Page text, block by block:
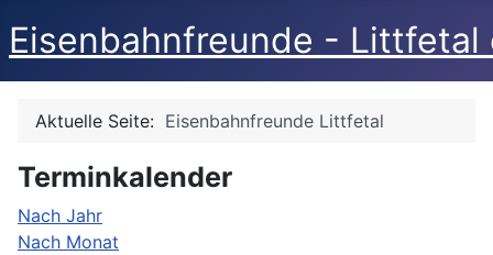
Eisenbahnfreunde - Littfetal
Aktuelle Seite: Eisenbahnfreunde Littfetal
Terminkalender
Nach Jahr
Nach Monat